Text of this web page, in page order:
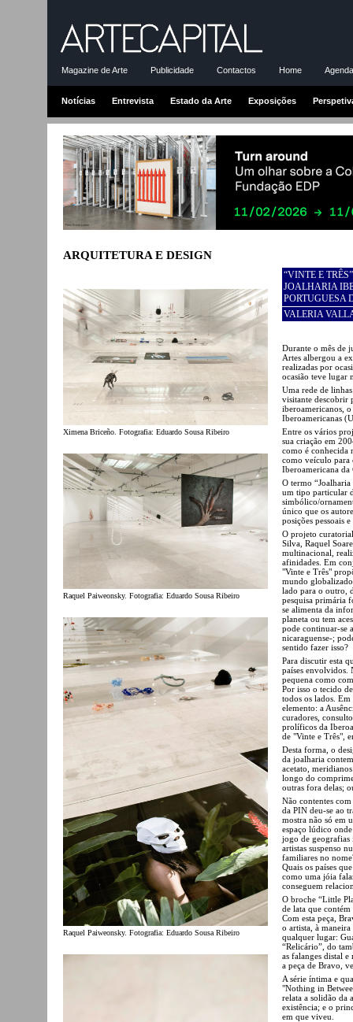
Magazine de Arte Publicidade Contactos Home
Notícias Entrevista Estado da Arte Exposições
ARQUITETURA E DESIGN
Ximena Briceño. Fotografia: Eduardo Sousa Ribeiro
Raquel Paiweonsky. Fotografia: Eduardo Sousa Ribeiro
Raquel Paiweonsky. Fotografia: Eduardo Sousa Ribeiro
“VINTE E
JOALHARIA
PORTUGUESA
VALERIA
Durante o mês de
Artes albergou a
realizadas por
ocasião teve lugar
Uma rede de
visitante descobrir
iberoamericanos,
Iberoamericanas
Entre os vários
sua criação em
como é conhecida
como veículo para
Iberoamericana
O termo “Joalharia
um tipo particular
simbólico/
único que os
posições pessoais
O projeto
Silva, Raquel
multinacional,
afinidades. Em
"Vinte e Três"
mundo
lado para o outro,
pesquisa primária
se alimenta da
planeta ou tem
pode continuar-se
nicaraguense-;
sentido fazer isso?
Para discutir esta
países envolvidos.
pequena como
Por isso o tecido
todos os lados.
elemento: a
curadores,
prolíficos da
de "Vinte e Três",
Desta forma, o
da joalharia
acetato,
longo do
outras fora delas;
Não contentes
da PIN deu-se ao
mostra não só em
espaço lúdico
jogo de geografias
artistas suspenso
familiares no
Quais os países
como uma jóia
conseguem
O broche “Little
de lata que
Com esta peça,
o artista, à
qualquer lugar:
“Relicário”, do
as falanges distal
a peça de Bravo,
A série íntima e
"Nothing in
relata a solidão da
existência; e o
em que viveu.